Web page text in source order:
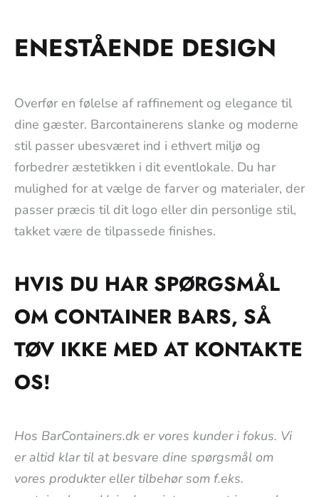
ENESTÅENDE DESIGN
Overfør en følelse af raffinement og elegance til
dine gæster. Barcontainerens slanke og moderne
stil passer ubesværet ind i ethvert miljø og
forbedrer æstetikken i dit eventlokale. Du har
mulighed for at vælge de farver og materialer, der
passer præcis til dit logo eller din personlige stil,
takket være de tilpassede finishes.
HVIS DU HAR SPØRGSMÅL
OM CONTAINER BARS, SÅ
TØV IKKE MED AT KONTAKTE
OS!
Hos BarContainers.dk er vores kunder i fokus. Vi
er altid klar til at besvare dine spørgsmål om
vores produkter eller tilbehør som f.eks.